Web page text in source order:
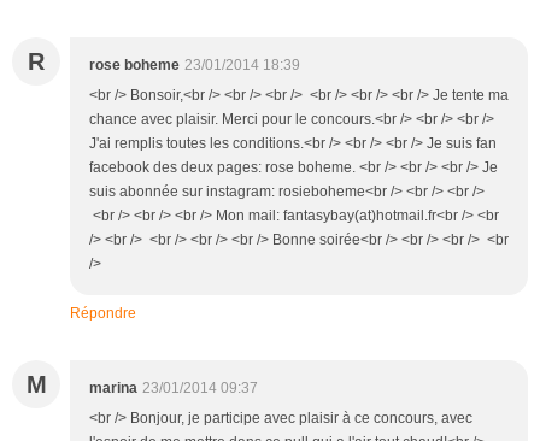
R rose boheme 23/01/2014 18:39
<br /> Bonsoir,<br /> <br /> <br /> <br /> <br /> <br /> Je tente ma
chance avec plaisir. Merci pour le concours.<br /> <br /> <br />
J'ai remplis toutes les conditions.<br /> <br /> <br /> Je suis fan
facebook des deux pages: rose boheme. <br /> <br /> <br /> Je
suis abonnée sur instagram: rosieboheme<br /> <br /> <br />
<br /> <br /> <br /> Mon mail: fantasybay(at)hotmail.fr<br /> <br
/> <br /> <br /> <br /> <br /> Bonne soirée<br /> <br /> <br /> <br
/>
Répondre
M marina 23/01/2014 09:37
<br /> Bonjour, je participe avec plaisir à ce concours, avec